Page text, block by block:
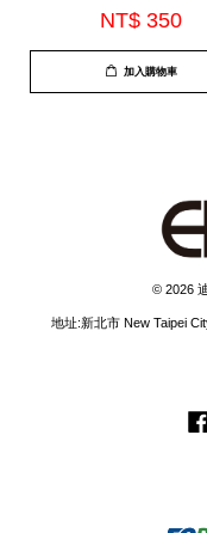
USB141)
NT$ 350
加入購物車
© 2026
地址:新北市 New Taipei